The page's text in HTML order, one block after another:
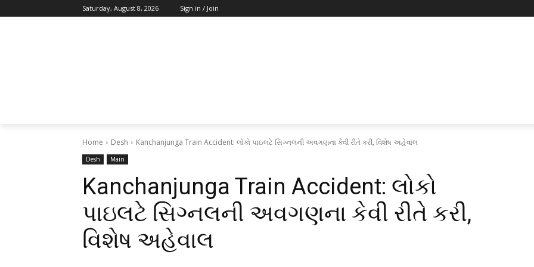
Saturday, August 8, 2026 Sign in / Join
Home Desh Kanchanjunga Train Accident: લોકો પાઇલટે સિગ્નલની અવગણના કેવી રીતે કરી, વિશેષ અહેવાલ
Desh Main
Kanchanjunga Train Accident: લોકો
પાઇલટે સિગ્નલની અવગણના કેવી રીતે કરી,
વિશેષ અહેવાલ